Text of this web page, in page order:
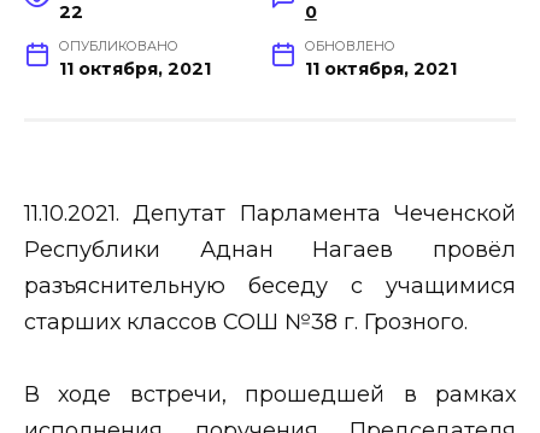
22 0
ОПУБЛИКОВАНО
11 октября, 2021
ОБНОВЛЕНО
11 октября, 2021
11.10.2021. Депутат Парламента Чеченской
Республики Аднан Нагаев провёл
разъяснительную беседу с учащимися
старших классов СОШ №38 г. Грозного.
В ходе встречи, прошедшей в рамках